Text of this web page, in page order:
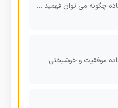
می توان فهمید که خداوند خالق تغییر است
موفقیت و خوشبختی